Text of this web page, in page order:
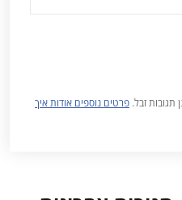
פרטים נוספים אודות איך